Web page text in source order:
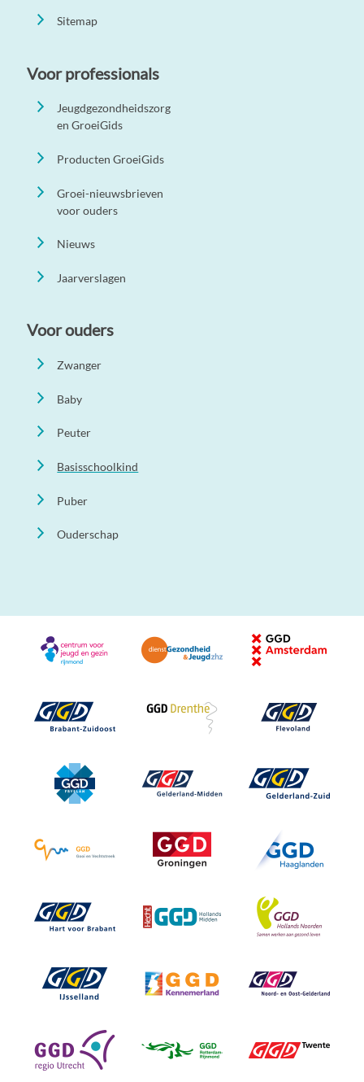
Sitemap
Voor professionals
Jeugdgezondheidszorg
en GroeiGids
Producten GroeiGids
Groei-nieuwsbrieven
voor ouders
Nieuws
Jaarverslagen
Voor ouders
Zwanger
Baby
Peuter
Basisschoolkind
Puber
Ouderschap